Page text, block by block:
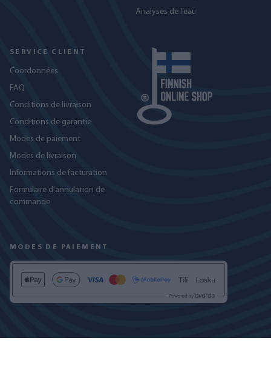
Analyses de l’eau
SERVICE CLIENT
Coordonnées
FAQ
Conditions de livraison
Conditions de garantie
Modes de paiement
Modes de livraison
Informations de facturation
Formulaire d’annulation de
commande
MODES DE PAIEMENT